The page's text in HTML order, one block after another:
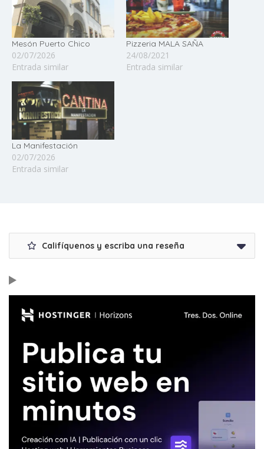
Mesón Puerto Chico
02/07/2026
Entrada similar
Pizzeria MALA SAÑA
24/08/2021
Entrada similar
La Manifestación
02/07/2026
Entrada similar
Califíquenos y escriba una reseña